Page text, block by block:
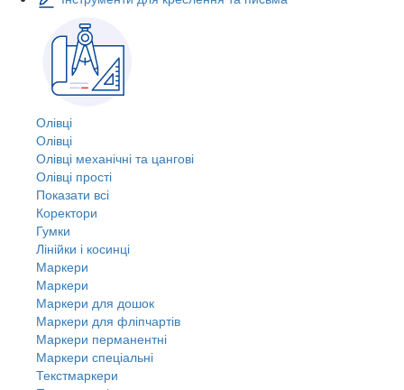
Олівці
Олівці
Олівці механічні та цангові
Олівці прості
Показати всі
Коректори
Гумки
Лінійки і косинці
Маркери
Маркери
Маркери для дошок
Маркери для фліпчартів
Маркери перманентні
Маркери спеціальні
Текстмаркери